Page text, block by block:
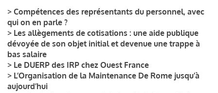
> Compétences des représentants du personnel, avec
qui on en parle ?
> Les allègements de cotisations : une aide publique
dévoyée de son objet initial et devenue une trappe à
bas salaire
> Le DUERP des IRP chez Ouest France
> L’Organisation de la Maintenance De Rome jusqu’à
aujourd’hui